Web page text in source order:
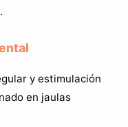
y estimulación
en jaulas